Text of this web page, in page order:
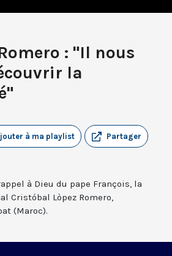
: "Il nous
la
Partager
à ma playlist
à Dieu du pape François, la
Cristóbal Lòpez Romero,
(Maroc).